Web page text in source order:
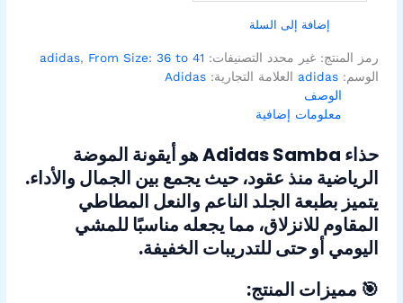
إضافة إلى السلة
رمز المنتج:غير محدد التصنيفات: adidas, From Size: 36 to 41
الوسم:adidas العلامة التجارية:Adidas
الوصف
معلومات إضافية
حذاء Adidas Samba هو أيقونة الموضة
الرياضية منذ عقود، حيث يجمع بين الجمال والأداء.
يتميز بطبعة الجلد الناعم والنعل المطاطي
المقاوم للانزلاق، مما يجعله مناسبًا للمشي
اليومي أو حتى للتدريبات الخفيفة.
🎯 مميزات المنتج: